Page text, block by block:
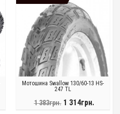
Мотошина Swallow 130/60-13 HS-
247 TL
1 383грн. 1 314грн.